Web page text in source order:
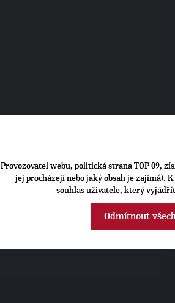
Provozovatel webu, politická strana TOP 09,
jej procházejí nebo jaký obsah je zajímá).
souhlas uživatele, který
Odmítnout